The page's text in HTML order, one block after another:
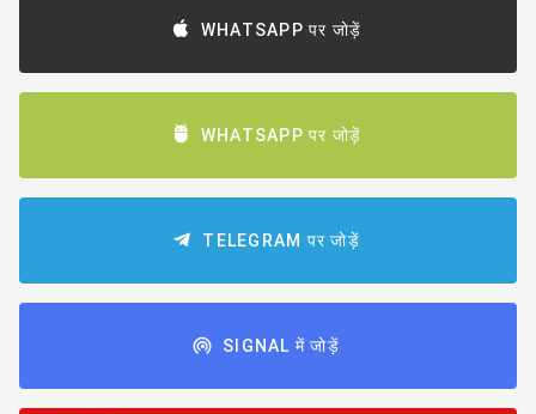
WHATSAPP पर जोड़ें
WHATSAPP पर जोड़ें
TELEGRAM पर जोड़ें
SIGNAL में जोड़ें